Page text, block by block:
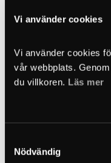
Vi använder cookies
Vi använder cookies
vår webbplats.
du villkoren. Läs mer
Nödvändig
tuyau en silicone moulé,
et au volume du bain.
afin de créer une
Notre skimmer est
esthétique et discret,